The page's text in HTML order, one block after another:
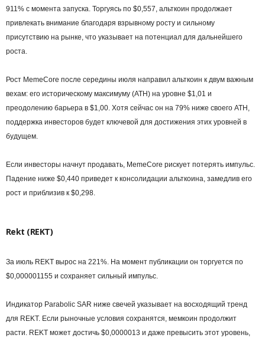
911% с момента запуска. Торгуясь по $0,557, альткоин продолжает
привлекать внимание благодаря взрывному росту и сильному
присутствию на рынке, что указывает на потенциал для дальнейшего
роста.
Рост MemeCore после середины июля направил альткоин к двум важным
вехам: его историческому максимуму (ATH) на уровне $1,01 и
преодолению барьера в $1,00. Хотя сейчас он на 79% ниже своего ATH,
поддержка инвесторов будет ключевой для достижения этих уровней в
будущем.
Если инвесторы начнут продавать, MemeCore рискует потерять импульс.
Падение ниже $0,440 приведет к консолидации альткоина, замедлив его
рост и приблизив к $0,298.
Rekt (REKT)
За июль REKT вырос на 221%. На момент публикации он торгуется по
$0,000001155 и сохраняет сильный импульс.
Индикатор Parabolic SAR ниже свечей указывает на восходящий тренд
для REKT. Если рыночные условия сохранятся, мемкоин продолжит
расти. REKT может достичь $0,0000013 и даже превысить этот уровень,